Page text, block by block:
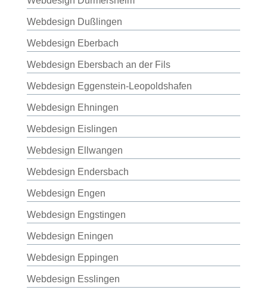
Webdesign Dußlingen
Webdesign Eberbach
Webdesign Ebersbach an der Fils
Webdesign Eggenstein-Leopoldshafen
Webdesign Ehningen
Webdesign Eislingen
Webdesign Ellwangen
Webdesign Endersbach
Webdesign Engen
Webdesign Engstingen
Webdesign Eningen
Webdesign Eppingen
Webdesign Esslingen